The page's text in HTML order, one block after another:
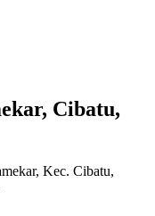
Cibatu,
Kec. Cibatu,